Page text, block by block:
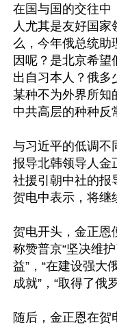
在国与国的交往中
人尤其是友好国
么，今年俄总统助
因呢？是北京希
出自习本人？俄多
某种不为外界所知
中共高层的种种反
与习近平的低调不
报导北韩领导人金
社援引朝中社的报
贺电中表示，将继
贺电开头，金正恩
称赞普京“坚决维
益”，“在建设强大
成就”，“取得了俄
随后，金正恩在贺